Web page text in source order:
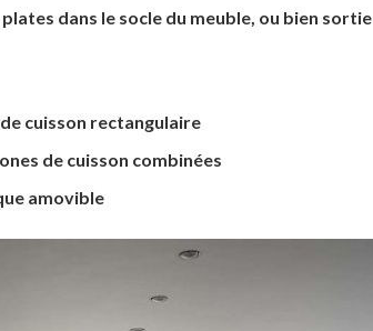
dans le socle du meuble, ou bien sortie
cuisson rectangulaire
de cuisson combinées
amovible